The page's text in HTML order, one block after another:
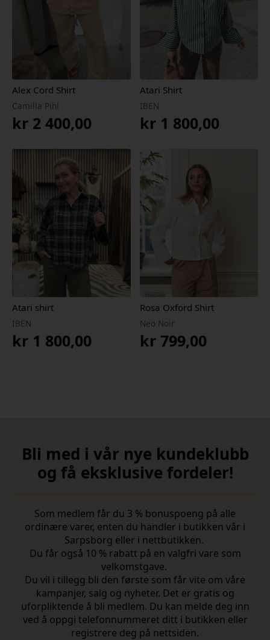
Alex Cord Shirt
Camilla Pihl
kr 2 400,00
Atari Shirt
IBEN
kr1 800,00
Atari shirt
IBEN
kr 1 800,00
Rosa Oxford Shirt
Neo Noir
kr799,00
Bli med i vår nye kundeklubb
og få eksklusive fordeler!
Som medlem får du 3 % bonuspoeng på alle
ordinære varer, enten du handler i butikken vår i
Sarpsborg eller i nettbutikken.
Du får også 10 % rabatt på en valgfri vare som
velkomstgave.
Du vil i tillegg bli den første som får vite om våre
kampanjer, salg og nyheter. Det er gratis og
uforpliktende å bli medlem. Du kan melde deg inn
ved å oppgi telefonnummeret ditt i butikken eller
registrere deg på nettsiden.